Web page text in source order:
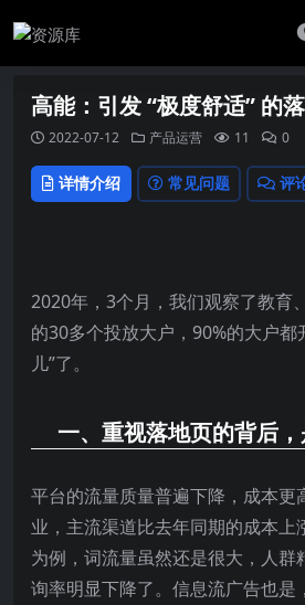
高能：引发 “极度舒适” 的
2022-07-12 产品运营 11 0
详情介绍 常见问题 评
2020年，3个月，我们观察了教育
的30多个投放大户，90%的大户都
儿”了。
一、重视落地页的背后
平台的流量质量普遍下降，成本更
业，主流渠道比去年同期的成本上
为例，词流量虽然还是很大，人群
询率明显下降了。信息流广告也是